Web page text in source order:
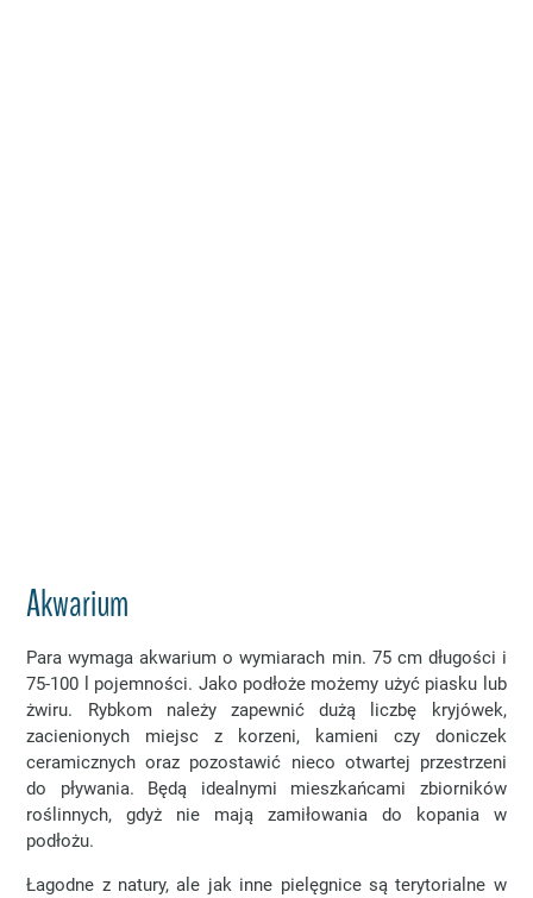
Akwarium
Para wymaga akwarium o wymiarach min. 75 cm długości i
75-100 l pojemności. Jako podłoże możemy użyć piasku lub
żwiru. Rybkom należy zapewnić dużą liczbę kryjówek,
zacienionych miejsc z korzeni, kamieni czy doniczek
ceramicznych oraz pozostawić nieco otwartej przestrzeni
do pływania. Będą idealnymi mieszkańcami zbiorników
roślinnych, gdyż nie mają zamiłowania do kopania w
podłożu.
Łagodne z natury, ale jak inne pielęgnice są terytorialne w